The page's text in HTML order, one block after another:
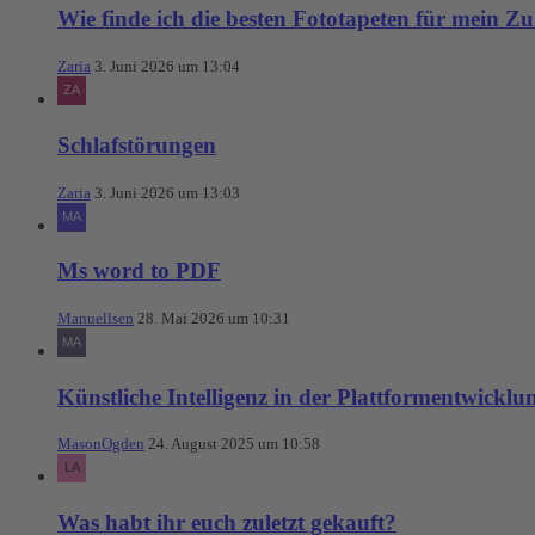
Wie finde ich die besten Fototapeten für mein
Zaria 3. Juni 2026 um 13:04
Schlafstörungen
Zaria 3. Juni 2026 um 13:03
Ms word to PDF
Manuellsen 28. Mai 2026 um 10:31
Künstliche Intelligenz in der
MasonOgden 24. August 2025 um 10:58
Was habt ihr euch zuletzt gekauft?